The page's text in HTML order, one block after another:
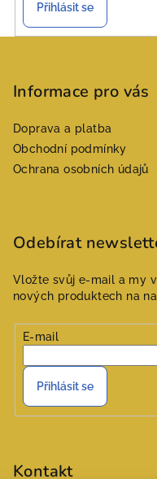
Přihlásit se
Informace pro vás
Doprava a platba
Obchodní podmínky
Ochrana osobních údajů
Odebírat
Vložte svůj e-mail a my
nových produktech na
E-mail
Přihlásit se
Kontakt